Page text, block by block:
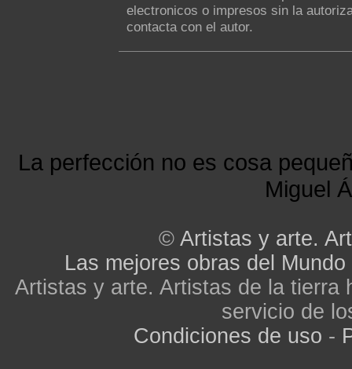
electronicos o impresos sin la
contacta con el autor.
La perfección no es cosa
Miguel
© Artistas y arte.
Las mejores obras del Mundo
Artistas y arte. Artistas de la tierra
servicio de
Condiciones de uso -